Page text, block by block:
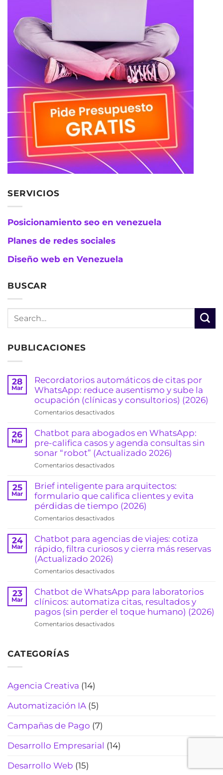
SERVICIOS
Posicionamiento seo en venezuela
Planes de redes sociales
Diseño web en Venezuela
BUSCAR
PUBLICACIONES
28
Mar
Recordatorios automáticos de citas por
WhatsApp: reduce ausentismo y sube la
ocupación (clínicas y consultorios) (2026)
Comentarios desactivadosen
automáticos
de
citas
WhatsApp:
ausentismo
y
sube
(clínicas
consultorios)
26
Mar
Chatbot para abogados en WhatsApp:
pre-califica casos y agenda consultas sin
sonar “robot” (Actualizado 2026)
Comentarios desactivadosen
para
abogados
en
WhatsApp:
pre-
casos
y
sonar
“robot”
(Actualizado
2026)
25
Mar
Brief inteligente para arquitectos:
formulario que califica clientes y evita
pérdidas de tiempo (2026)
Comentarios desactivadosen
inteligente
para
arquitectos:
que
clientes
y
evita
24
Mar
Chatbot para agencias de viajes: cotiza
rápido, filtra curiosos y cierra más reservas
(Actualizado 2026)
Comentarios desactivadosen
para
agencias
de
cotiza
23
Mar
Chatbot de WhatsApp para laboratorios
clínicos: automatiza citas, resultados y
pagos (sin perder el toque humano) (2026)
Comentarios desactivadosen
perder
CATEGORÍAS
Agencia Creativa (14)
Automatización IA (5)
Campañas de Pago (7)
Desarrollo Empresarial (14)
Desarrollo Web (15)